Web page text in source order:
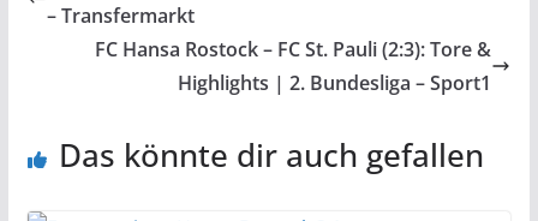
– Transfermarkt
FC Hansa Rostock – FC St. Pauli (2:3): Tore &
Highlights | 2. Bundesliga – Sport1
Das könnte dir auch gefallen